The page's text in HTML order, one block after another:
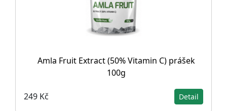
Amla Fruit Extract (50% Vitamin C) prášek
100g
249 Kč Detail